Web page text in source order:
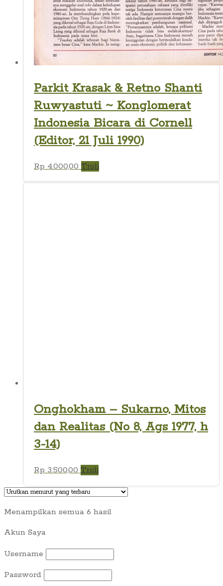
Parkit Krasak & Retno Shanti
Ruwyastuti ~ Konglomerat
Indonesia Bicara di Cornell
(Editor, 21 Juli 1990)
Rp4.000,00 Troli
Onghokham – Sukarno, Mitos
dan Realitas (No 8, Ags 1977, h
3-14)
Rp3.500,00 Troli
Menampilkan semua 6 hasilDiurutkan
terbaru
Akun Saya
Username
Password